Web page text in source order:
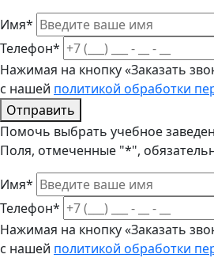
Имя*
Телефон*
Нажимая на кнопку «Заказать
с нашей политикой обработки
Отправить
Помочь выбрать учебное
Поля, отмеченные "*",
Имя*
Телефон*
Нажимая на кнопку «Заказать
с нашей политикой обработки